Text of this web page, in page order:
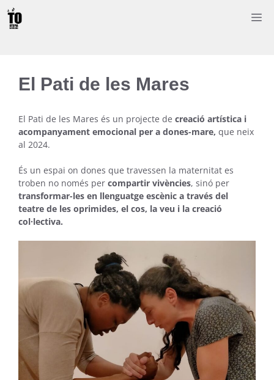
Saltar
contenido
El Pati de les Mares
El Pati de les Mares és un projecte de creació artística i
acompanyament emocional per a dones-mare, que neix
al 2024.
És un espai on dones que travessen la maternitat es
troben no només per compartir vivències, sinó per
transformar-les en llenguatge escènic a través del
teatre de les oprimides, el cos, la veu i la creació
col·lectiva.